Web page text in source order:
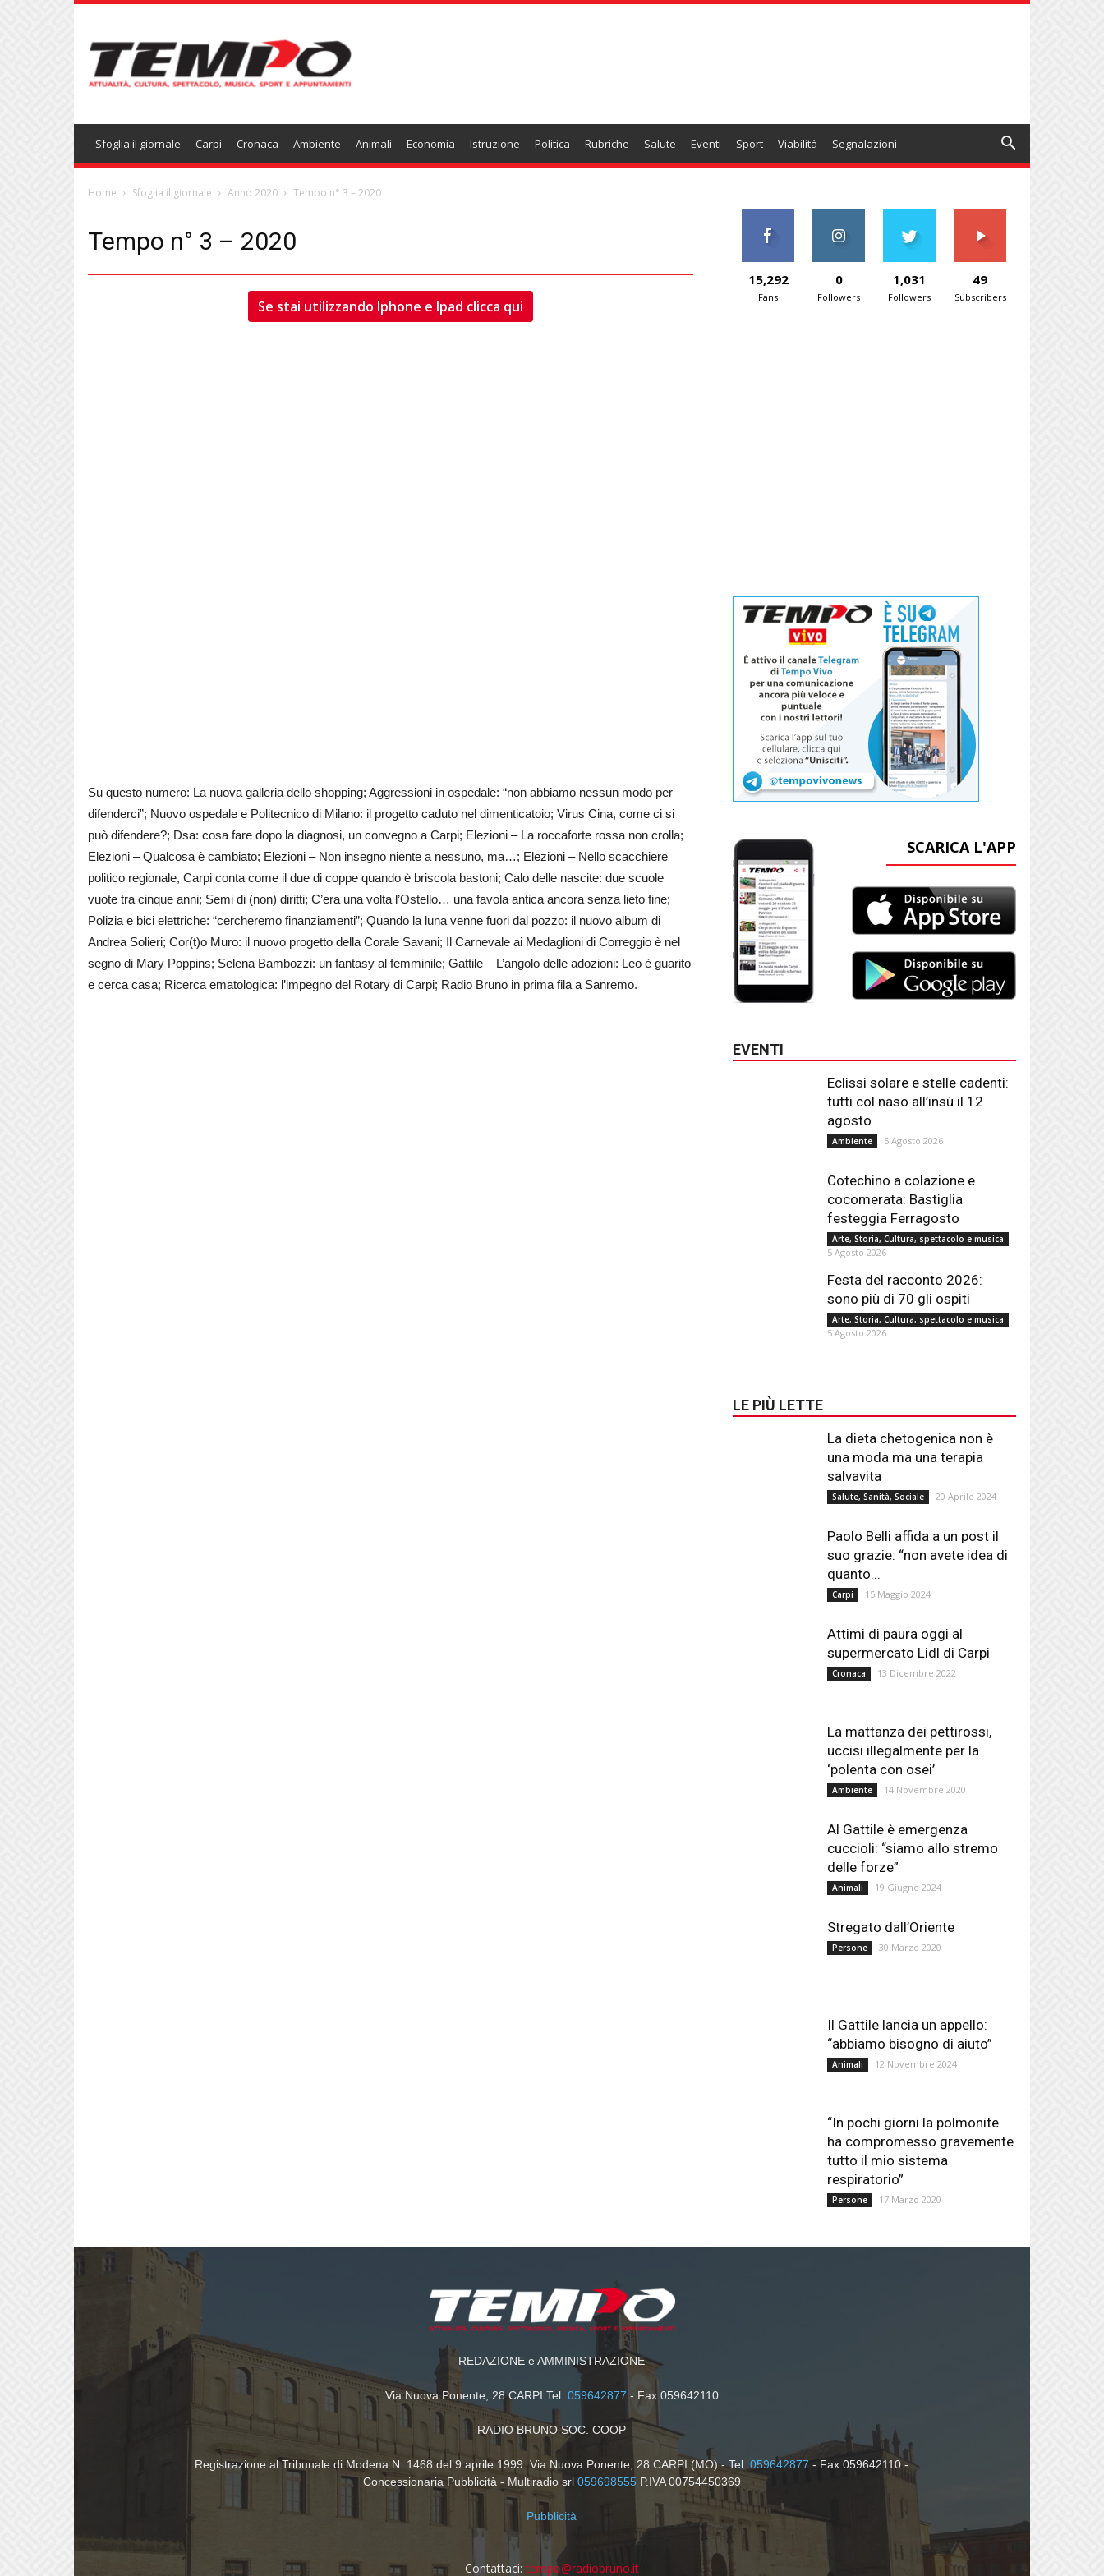
Sfoglia il giornale Carpi Cronaca Ambiente Animali Economia Istruzione Politica Rubriche Salute Eventi Sport Viabilità Segnalazioni
Home Sfoglia il giornale Anno 2020 Tempo n° 3 – 2020
Tempo n° 3 – 2020
Se stai utilizzando Iphone e Ipad clicca qui
Su questo numero: La nuova galleria dello shopping; Aggressioni in ospedale: “non abbiamo nessun modo per
difenderci”; Nuovo ospedale e Politecnico di Milano: il progetto caduto nel dimenticatoio; Virus Cina, come ci si
può difendere?; Dsa: cosa fare dopo la diagnosi, un convegno a Carpi; Elezioni – La roccaforte rossa non crolla;
Elezioni – Qualcosa è cambiato; Elezioni – Non insegno niente a nessuno, ma…; Elezioni – Nello scacchiere
politico regionale, Carpi conta come il due di coppe quando è briscola bastoni; Calo delle nascite: due scuole
vuote tra cinque anni; Semi di (non) diritti; C’era una volta l’Ostello… una favola antica ancora senza lieto fine;
Polizia e bici elettriche: “cercheremo finanziamenti”; Quando la luna venne fuori dal pozzo: il nuovo album di
Andrea Solieri; Cor(t)o Muro: il nuovo progetto della Corale Savani; Il Carnevale ai Medaglioni di Correggio è nel
segno di Mary Poppins; Selena Bambozzi: un fantasy al femminile; Gattile – L’angolo delle adozioni: Leo è guarito
e cerca casa; Ricerca ematologica: l’impegno del Rotary di Carpi; Radio Bruno in prima fila a Sanremo.
15,292
Fans
0
Followers
1,031
Followers
49
Subscribers
SCARICA L'APP
EVENTI
Eclissi solare e stelle cadenti:
tutti col naso all’insù il 12
agosto
Ambiente 5 Agosto 2026
Cotechino a colazione e
cocomerata: Bastiglia
festeggia Ferragosto
Arte, Storia, Cultura, spettacolo e musica
5 Agosto 2026
Festa del racconto 2026:
sono più di 70 gli ospiti
Arte, Storia, Cultura, spettacolo e musica
5 Agosto 2026
LE PIÙ LETTE
La dieta chetogenica non è
una moda ma una terapia
salvavita
Salute, Sanità, Sociale 20 Aprile 2024
Paolo Belli affida a un post il
suo grazie: “non avete idea di
quanto...
Carpi 15 Maggio 2024
Attimi di paura oggi al
supermercato Lidl di Carpi
Cronaca 13 Dicembre 2022
La mattanza dei pettirossi,
uccisi illegalmente per la
‘polenta con osei’
Ambiente 14 Novembre 2020
Al Gattile è emergenza
cuccioli: “siamo allo stremo
delle forze”
Animali 19 Giugno 2024
Stregato dall’Oriente
Persone 30 Marzo 2020
Il Gattile lancia un appello:
“abbiamo bisogno di aiuto”
Animali 12 Novembre 2024
“In pochi giorni la polmonite
ha compromesso gravemente
tutto il mio sistema
respiratorio”
Persone 17 Marzo 2020
REDAZIONE e AMMINISTRAZIONE
Via Nuova Ponente, 28 CARPI Tel. 059642877 - Fax 059642110
RADIO BRUNO SOC. COOP
Registrazione al Tribunale di Modena N. 1468 del 9 aprile 1999. Via Nuova Ponente, 28 CARPI (MO) - Tel.059642877 - Fax 059642110 -
Concessionaria Pubblicità - Multiradio srl 059698555P.IVA 00754450369
Pubblicità
Contattaci: tempo@radiobruno.it